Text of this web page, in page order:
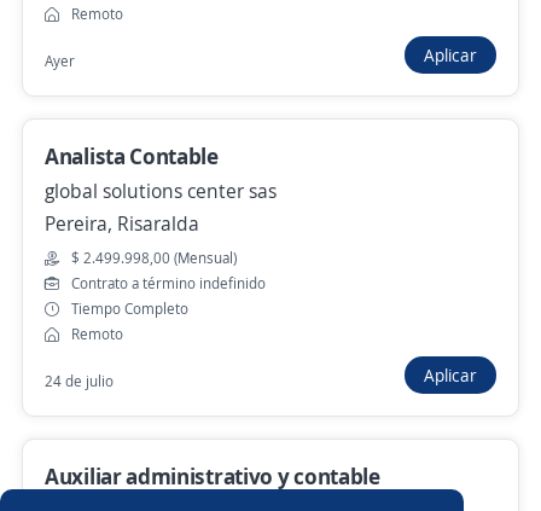
$ 2.249.095,00 (Mensual)
Hace 2 horas
Anterior
Nuevas ofertas de empleo
Empleos similares
Ejecutivo personal
Auxiliar de mercadeo Auxiliar de almacén e inventarios
Remoto
Ayer Aplicar
Analista Contable
global solutions center sas
Pereira, Risaralda
$ 2.499.998,00 (Mensual)
Contrato a término indefinido
Tiempo Completo
Remoto
24 de julio Aplicar
Auxiliar administrativo y contable